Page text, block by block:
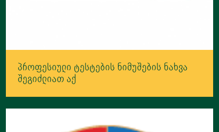
პროფესიული ტესტების ნიმუშების ნახვა
შეგიძლიათ აქ